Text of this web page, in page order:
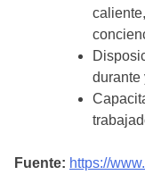
durante
Fuente: https://